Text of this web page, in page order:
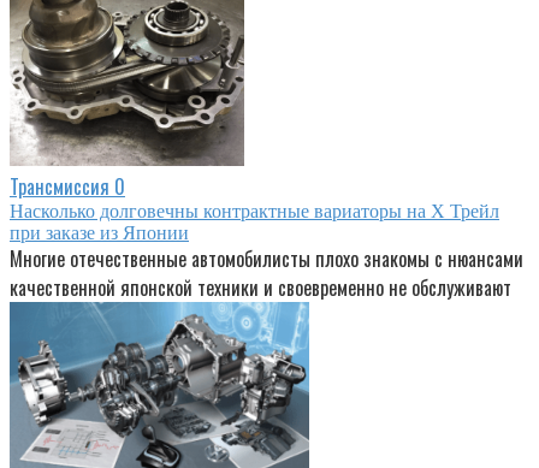
Трансмиссия 0
Насколько долговечны контрактные вариаторы на Х Трейл
при заказе из Японии
Многие отечественные автомобилисты плохо знакомы с нюансами
качественной японской техники и своевременно не обслуживают